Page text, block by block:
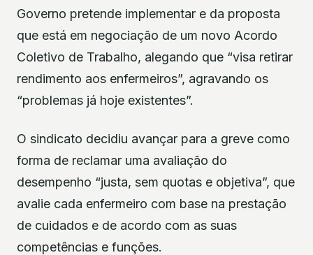
Governo pretende implementar e da proposta
que está em negociação de um novo Acordo
Coletivo de Trabalho, alegando que “visa retirar
rendimento aos enfermeiros”, agravando os
“problemas já hoje existentes”.
O sindicato decidiu avançar para a greve como
forma de reclamar uma avaliação do
desempenho “justa, sem quotas e objetiva”, que
avalie cada enfermeiro com base na prestação
de cuidados e de acordo com as suas
competências e funções.